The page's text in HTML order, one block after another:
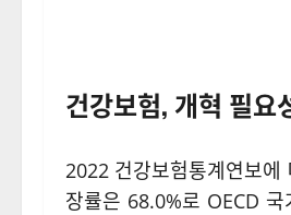
건강보험, 개혁 필요
2022 건강보험통계연보
장률은 68.0%로 OECD